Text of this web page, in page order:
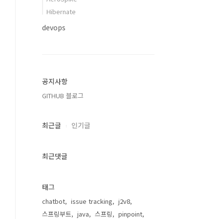
Hibernate
devops
공지사항
GITHUB 블로그
최근글 인기글
최근댓글
태그
chatbot issue tracking
j2v8
스프링부트
java 스프링 pinpoint